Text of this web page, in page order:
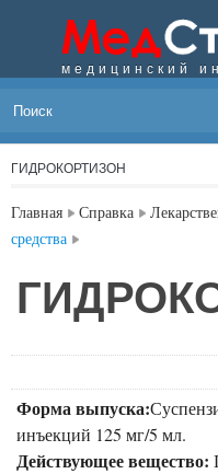
медицинский
ГИДРОКОРТИЗОН
Главная Справка
средства
Форма выпуска:
инъекций 125 мг/5 мл.
Действующее вещество: